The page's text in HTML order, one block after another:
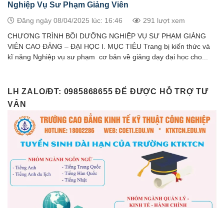
Nghiệp Vụ Sư Phạm Giảng Viên
Đăng ngày 08/04/2025 lúc: 16:46 291 lượt xem
CHƯƠNG TRÌNH BỒI DƯỠNG NGHIỆP VỤ SƯ PHẠM GIẢNG
VIÊN CAO ĐẲNG – ĐẠI HỌC I. MỤC TIÊU Trang bị kiến thức và
kĩ năng Nghiệp vụ sư phạm cơ bản về giảng dạy đại học cho...
LH ZALO/ĐT: 0985868655 ĐỂ ĐƯỢC HỖ TRỢ TƯ
VẤN